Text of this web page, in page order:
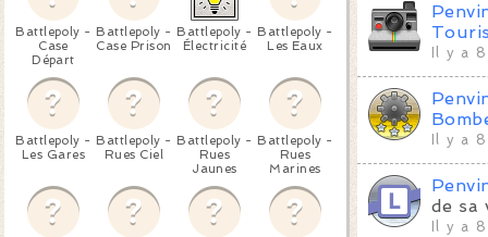
Battlepoly -
Case
Départ
Battlepoly -
Case Prison
Battlepoly -
Électricité
Battlepoly -
Les Eaux
Battlepoly -
Les Gares
Battlepoly -
Rues Ciel
Battlepoly -
Rues
Jaunes
Battlepoly -
Rues
Marines
Il y a
Il y a
de sa
Il y a